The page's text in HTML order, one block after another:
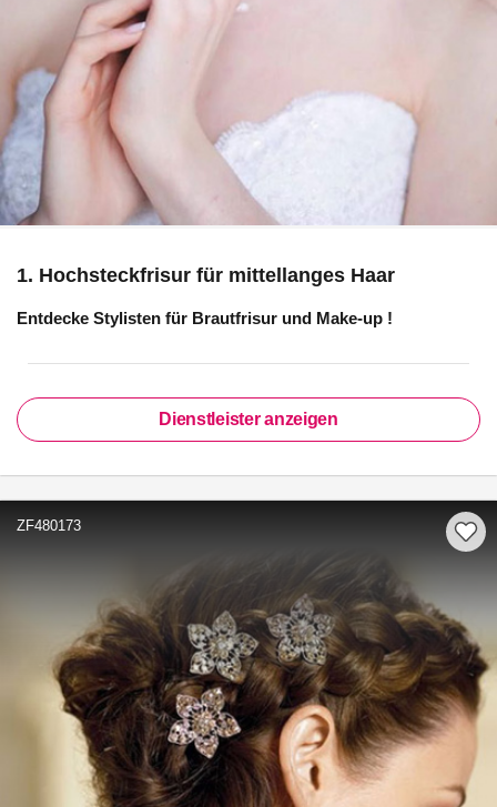
1. Hochsteckfrisur für mittellanges Haar
Entdecke Stylisten für Brautfrisur und Make-up !
Dienstleister anzeigen
ZF480173